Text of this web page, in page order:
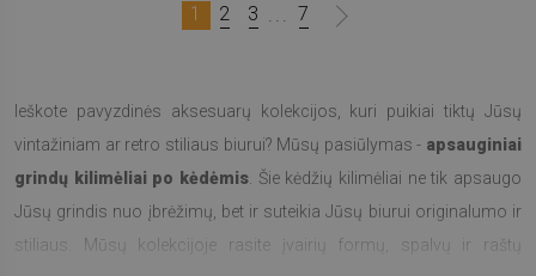
1 2 3 7
Ieškote pavyzdinės aksesuarų kolekcijos, kuri puikiai tiktų Jūsų
vintažiniam ar retro stiliaus biurui? Mūsų pasiūlymas - apsauginiai
grindų kilimėliai po kėdėmis . Šie kėdžių kilimėliai ne tik apsaugo
Jūsų grindis nuo įbrėžimų, bet ir suteikia Jūsų biurui originalumo ir
stiliaus. Mūsų kolekcijoje rasite įvairių formų, spalvų ir raštų